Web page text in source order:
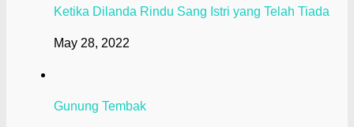
Ketika Dilanda Rindu Sang Istri yang Telah Tiada
May 28, 2022
Gunung Tembak